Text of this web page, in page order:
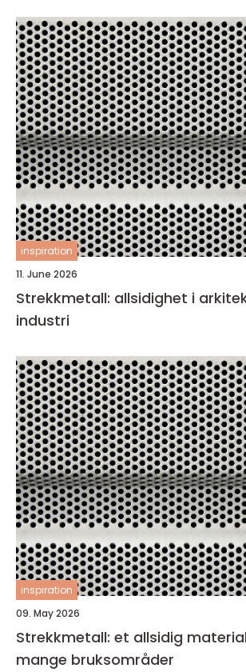
inspiration
11. June 2026
Strekkmetall: allsidighet i
industri
inspiration
09. May 2026
Strekkmetall: et allsidig
mange bruksområder